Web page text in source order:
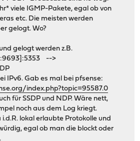
viele IGMP-Pakete, egal ob von
etc. Die meisten werden
gelogt. Wo?
gelogt werden z.B.
-->
IPv6. Gab es mal bei pfsense:
index.php?topic=95587.0
für SSDP und NDP. Wäre nett,
noch aus dem Log kriegt.
i.d.R. lokal erlaubte Protokolle und
egal ob man die blockt oder